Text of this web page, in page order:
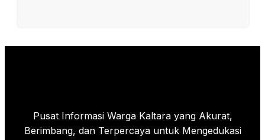
Pusat Informasi Warga Kaltara yang Akurat,
Berimbang, dan Terpercaya untuk Mengedukasi